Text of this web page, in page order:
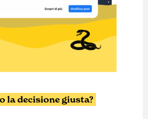
la decisione giusta?